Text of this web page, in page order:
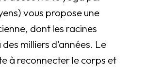
vous propose une
dont les racines
milliers d'années. Le
à reconnecter le corps et